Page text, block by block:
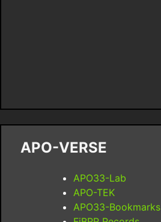
APO-VERSE
APO33-Lab
APO-TEK
APO33-Bookmarks